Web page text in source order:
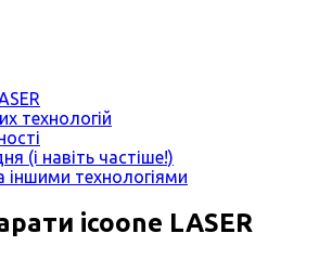
технологій
навіть частіше!)
технологіями
icoone LASER